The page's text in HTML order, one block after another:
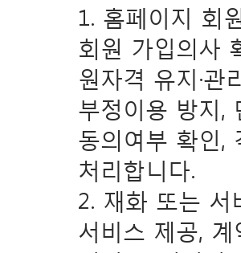
1. 홈페이지 회
회원 가입의사
원자격 유지·
부정이용 방지,
동의여부 확인,
처리합니다.
2. 재화 또는 서
서비스 제공,